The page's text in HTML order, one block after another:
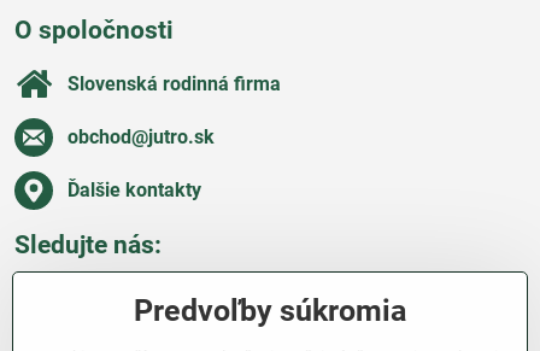
O spoločnosti
Slovenská rodinná firma
obchod​@jutro​.sk
Ďalšie kontakty
Sledujte nás:
Predvoľby súkromia